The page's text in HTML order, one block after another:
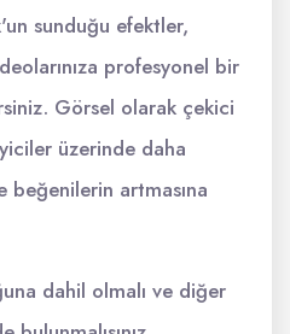
sunduğu efektler,
profesyonel bir
Görsel olarak çekici
üzerinde daha
beğenilerin artmasına
dahil olmalı ve diğer